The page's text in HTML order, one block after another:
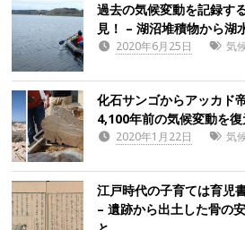
過去の気候変動を記録す
見！ – 湖沼堆積物から湖
2020年6月25日 気
化石サンゴからアッカド
4,100年前の気候変動を
2020年1月22日 気
江戸時代の子育ては育児
– 遺跡から出土した骨の